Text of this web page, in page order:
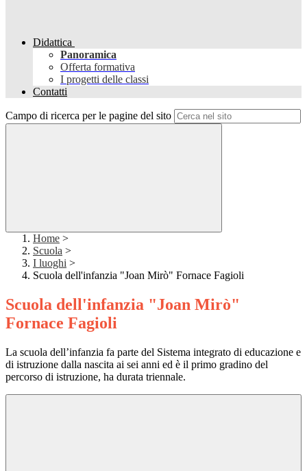
Didattica
Panoramica
Offerta formativa
I progetti delle classi
Contatti
Campo di ricerca per le pagine del sito
Home >
Scuola >
I luoghi >
Scuola dell'infanzia "Joan Mirò" Fornace Fagioli
Scuola dell'infanzia "Joan Mirò"
Fornace Fagioli
La scuola dell’infanzia fa parte del Sistema integrato di educazione e
di istruzione dalla nascita ai sei anni ed è il primo gradino del
percorso di istruzione, ha durata triennale.